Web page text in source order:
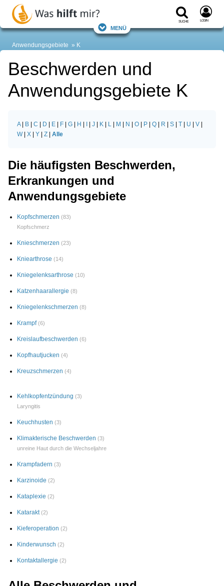
Suche Login
Menü
Anwendungsgebiete K
Beschwerden und
Anwendungsgebiete K
A| B C D E F G H J K L M N O P Q R S T U V
W| X Y Z Alle
Die häufigsten Beschwerden,
Erkrankungen und
Anwendungsgebiete
Kopfschmerzen (83)
Kopfschmerz
Knieschmerzen (23)
Kniearthrose (14)
Kniegelenksarthrose (10)
Katzenhaarallergie (8)
Kniegelenkschmerzen (8)
Krampf (6)
Kreislaufbeschwerden (6)
Kopfhautjucken (4)
Kreuzschmerzen (4)
Kehlkopfentzündung (3)
Laryngitis
Keuchhusten (3)
Klimakterische Beschwerden (3)
unreine Haut durch die Wechseljahre
Krampfadern (3)
Karzinoide (2)
Kataplexie (2)
Katarakt (2)
Kieferoperation (2)
Kinderwunsch (2)
Kontaktallergie (2)